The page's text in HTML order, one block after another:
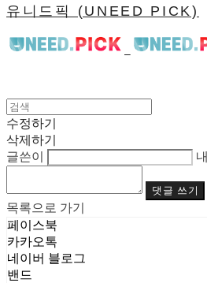
유니드픽 (UNEED PICK)
수정하기
삭제하기
글쓴이
댓글 쓰기
목록으로 가기
페이스북
카카오톡
네이버 블로그
밴드